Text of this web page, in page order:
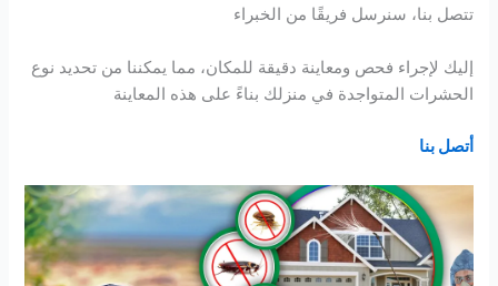
تتصل بنا، سنرسل فريقًا من الخبراء
إليك لإجراء فحص ومعاينة دقيقة للمكان، مما يمكننا من تحديد نوع
الحشرات المتواجدة في منزلك بناءً على هذه المعاينة
أتصل بنا